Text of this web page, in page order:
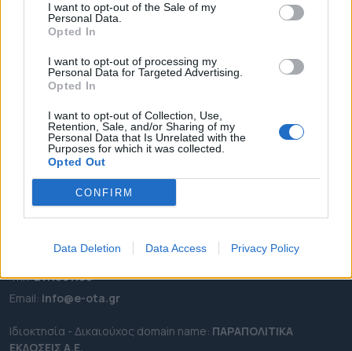
I want to opt-out of the Sale of my
Personal Data.
Opted In
I want to opt-out of processing my
Personal Data for Targeted Advertising.
Opted In
I want to opt-out of Collection, Use,
Retention, Sale, and/or Sharing of my
Personal Data that Is Unrelated with the
Purposes for which it was collected.
Opted Out
CONFIRM
Data Deletion Data Access Privacy Policy
ΡΟΗ ΕΙΔΗΣΕΩΝ
ΕΠΙΚΑΙΡΟΤΗΤΑ
ΠΕΡΙΦΕΡΕΙΕΣ
ΣΥΝΕΝΤΕΥΞΕΙΣ
ΑΠΟΨΕΙΣ
ΠΡΟΣΛΗΨΕΙΣ
e-ota.gr | Ταυτότητα
Λεωφόρος Ανδρέα Συγγρού 188, 17671,
Καλλιθέα Αττικής
Τηλ:2111091100
Εmail: info@e-ota.gr
Ιδιοκτησία - Δικαιούχος domain name: ΠΑΡΑΠΟΛΙΤΙΚΑ
ΕΚΔΟΣΕΙΣ A.E.